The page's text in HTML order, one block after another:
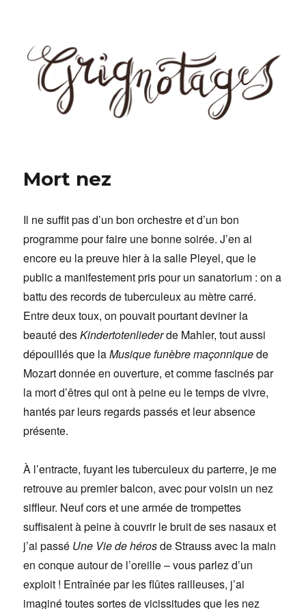
Mort nez
Il ne suffit pas d’un bon orchestre et d’un bon
programme pour faire une bonne soirée. J’en ai
encore eu la preuve hier à la salle Pleyel, que le
public a manifestement pris pour un sanatorium : on a
battu des records de tuberculeux au mètre carré.
Entre deux toux, on pouvait pourtant deviner la
beauté desKindertotenliederde Mahler, tout aussi
dépouillés que laMusique funèbre maçonniquede
Mozart donnée en ouverture, et comme fascinés par
la mort d’êtres qui ont à peine eu le temps de vivre,
hantés par leurs regards passés et leur absence
présente.
À l’entracte, fuyant les tuberculeux du parterre, je me
retrouve au premier balcon, avec pour voisin un nez
siffleur. Neuf cors et une armée de trompettes
suffisaient à peine à couvrir le bruit de ses nasaux et
j’ai passé Une Vie de hérosde Strauss avec la main
en conque autour de l’oreille – vous parlez d’un
exploit ! Entraînée par les flûtes railleuses, j’ai
imaginé toutes sortes de vicissitudes que les nez